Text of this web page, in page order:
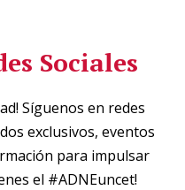
Sociales
Síguenos en redes
exclusivos, eventos
para impulsar
el #ADNEuncet!